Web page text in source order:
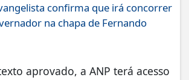
confirma que irá concorrer
na chapa de Fernando
aprovado, a ANP terá acesso